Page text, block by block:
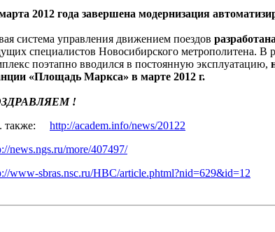
2012 года завершена модернизация
система управления движением поездов
специалистов Новосибирского метрополитена.
поэтапно вводился в постоянную эксплуатацию,
«Площадь Маркса» в марте 2012 г.
!
также: http://academ.info/news/20122
news.ngs.ru/more/407497/
www-sbras.nsc.ru/HBC/article.phtml?nid=629&id=12